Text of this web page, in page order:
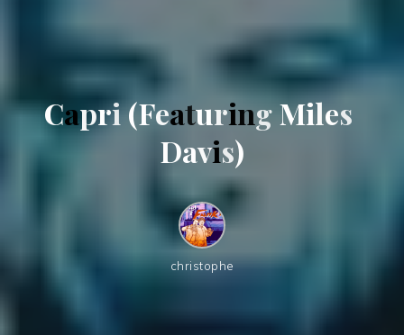
Capri(FeaturingMiles
Davis)
christophe